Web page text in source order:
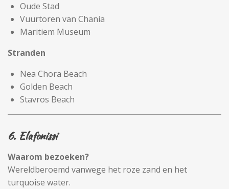
Oude Stad
Vuurtoren van Chania
Maritiem Museum
Stranden
Nea Chora Beach
Golden Beach
Stavros Beach
6. Elafonissi
Waarom bezoeken?
Wereldberoemd vanwege het roze zand en het
turquoise water.